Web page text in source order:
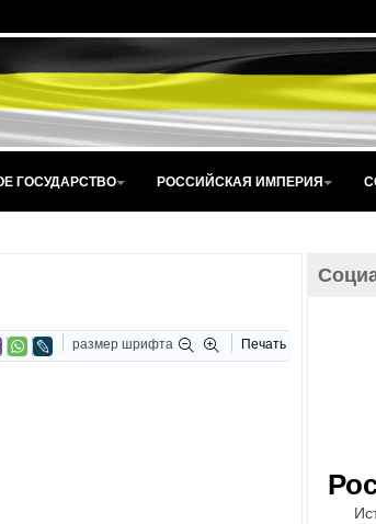
ГОСУДАРСТВО РОССИЙСКАЯ ИМПЕРИЯ
размер шрифта Печать